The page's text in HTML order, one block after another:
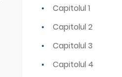
Capitolul 1
Capitolul 2
Capitolul 3
Capitolul 4